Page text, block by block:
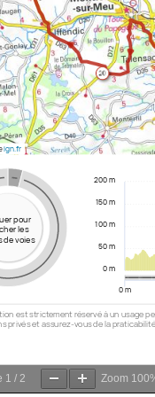
1 / 2 Zoom